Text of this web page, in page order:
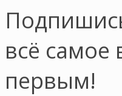
всё самое
первым!